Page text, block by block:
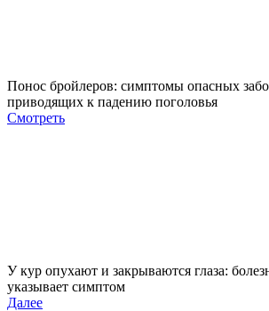
Понос бройлеров: симптомы опасных
приводящих к падению поголовья
Смотреть
У кур опухают и закрываются глаза:
указывает симптом
Далее